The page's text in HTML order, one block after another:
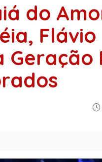
do
Flávio
Geração